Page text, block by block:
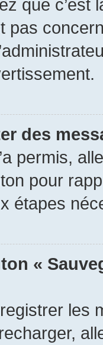
que c’est
pas
des
permis,
pour
étapes
«